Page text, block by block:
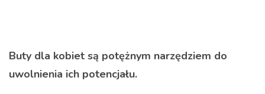
Buty dla kobiet są potężnym narzędziem do
uwolnienia ich potencjału.